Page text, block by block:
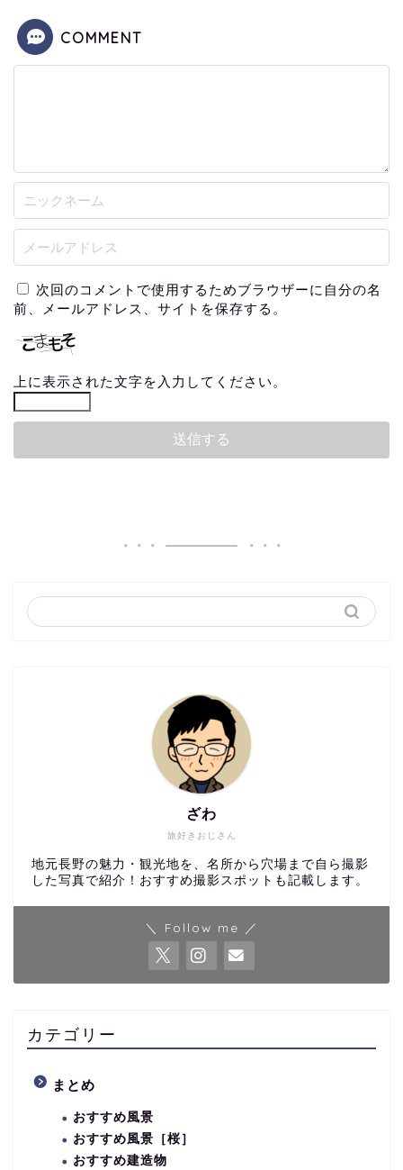
COMMENT
次回のコメントで使用するためブラウザーに自分の名
前、メールアドレス、サイトを保存する。
上に表示された文字を入力してください。
旅好きおじさん
ざわ
地元長野の魅力・観光地を、名所から穴場まで自ら撮影
した写真で紹介！おすすめ撮影スポットも記載します。
＼ Follow me ／
カテゴリー
まとめ
おすすめ風景
おすすめ風景［桜］
おすすめ建造物